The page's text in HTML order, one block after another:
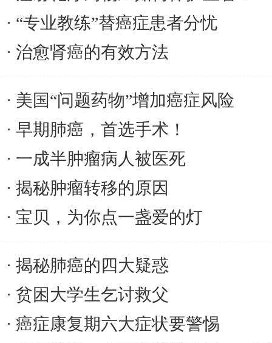
“专业教练”替癌症患者分忧
治愈肾癌的有效方法
美国“问题药物”增加癌症风险
早期肺癌，首选手术！
一成半肿瘤病人被医死
揭秘肿瘤转移的原因
宝贝，为你点一盏爱的灯
揭秘肺癌的四大疑惑
贫困大学生乞讨救父
癌症康复期六大症状要警惕